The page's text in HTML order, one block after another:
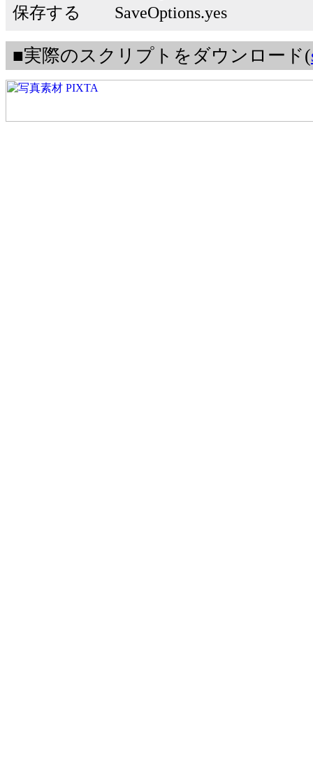
保存する SaveOptions.yes
■実際のスクリプトをダウンロード(